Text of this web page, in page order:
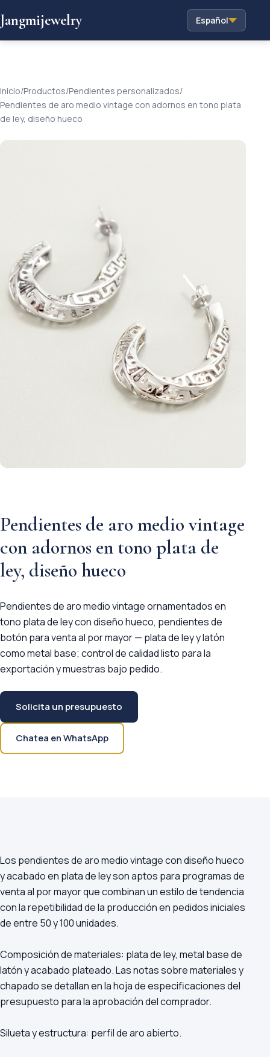
Jangmijewelry Español
Inicio/Productos/Pendientes personalizados/
Pendientes de aro medio vintage con adornos en tono plata
de ley, diseño hueco
Pendientes de aro medio vintage
con adornos en tono plata de
ley, diseño hueco
Pendientes de aro medio vintage ornamentados en
tono plata de ley con diseño hueco, pendientes de
botón para venta al por mayor — plata de ley y latón
como metal base; control de calidad listo para la
exportación y muestras bajo pedido.
Solicita un presupuesto
Chatea en WhatsApp
Los pendientes de aro medio vintage con diseño hueco
y acabado en plata de ley son aptos para programas de
venta al por mayor que combinan un estilo de tendencia
con la repetibilidad de la producción en pedidos iniciales
de entre 50 y 100 unidades.
Composición de materiales: plata de ley, metal base de
latón y acabado plateado. Las notas sobre materiales y
chapado se detallan en la hoja de especificaciones del
presupuesto para la aprobación del comprador.
Silueta y estructura: perfil de aro abierto.